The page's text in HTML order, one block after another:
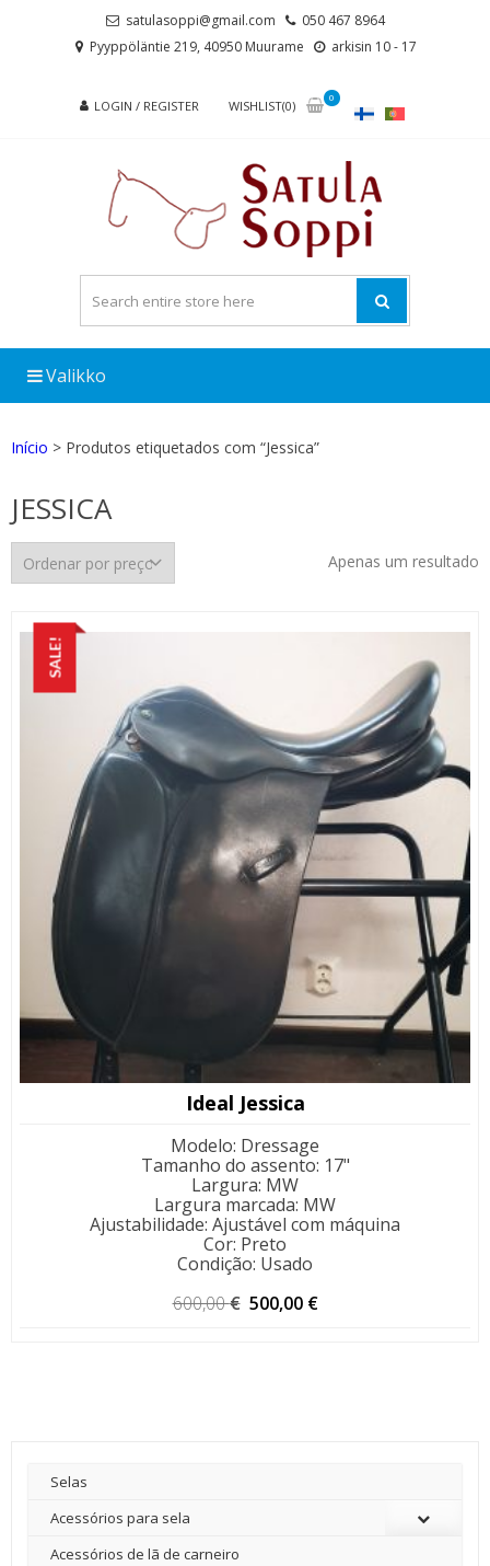
satulasoppi@gmail.com
050 467 8964
Pyyppöläntie 219, 40950 Muurame
arkisin 10 - 17
LOGIN / REGISTER WISHLIST(0)
0
Valikko
Início > Produtos etiquetados com “Jessica”
JESSICA
Apenas um resultado
SALE!
Ideal Jessica
Modelo: Dressage
Tamanho do assento: 17"
Largura: MW
Largura marcada: MW
Ajustabilidade: Ajustável com máquina
Cor: Preto
Condição: Usado
600,00€ O
500,00 €
Selas
Acessórios para sela
Acessórios de lã de carneiro